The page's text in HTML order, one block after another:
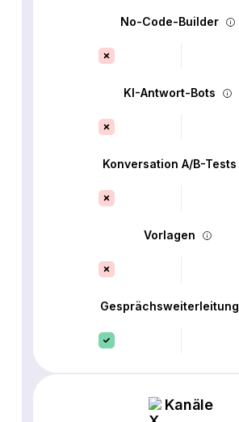
No-Code-Builder
KI-Antwort-Bots
Konversation A/B-Tests
Vorlagen
Gesprächsweiterleitung
Kanäle